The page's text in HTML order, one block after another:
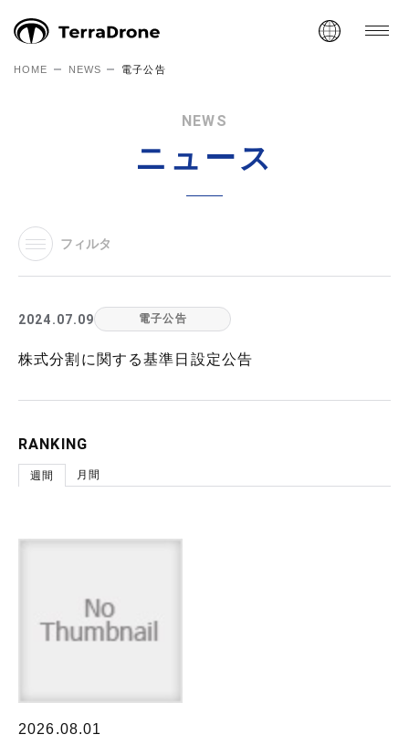
HOME NEWS 電子公告
NEWS
ニュース
フィルタ
2024.07.09 電子公告
株式分割に関する基準日設定公告
RANKING
週間 月間
2026.08.01